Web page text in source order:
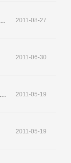
2011-08-27
2011-06-30
2011-05-19
2011-05-19